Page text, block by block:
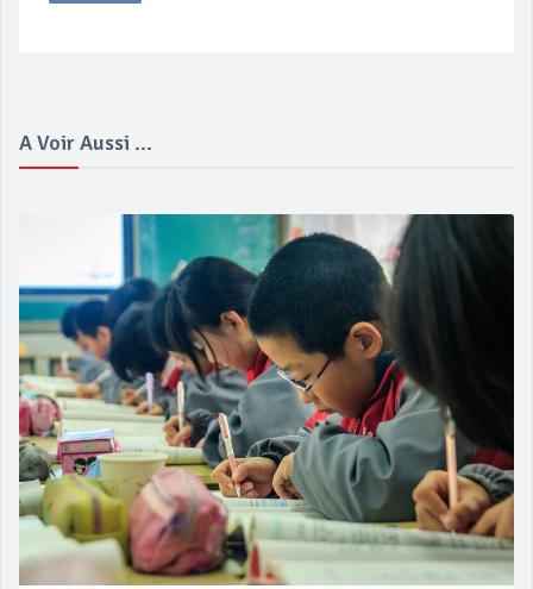
A Voir Aussi ...